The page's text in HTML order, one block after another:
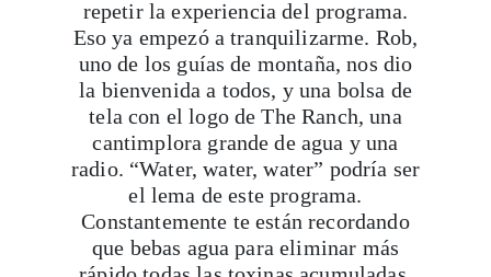
la bienvenida a todos, y una bolsa de
tela con el logo de The Ranch, una
cantimplora grande de agua y una
radio. “Water, water, water” podría ser
el lema de este programa.
Constantementete están recordando
que bebas agua para eliminar más
rápido todas las toxinas acumuladas.
Cada día bebes entre tres y cuatro
litros de agua, fácilmente.